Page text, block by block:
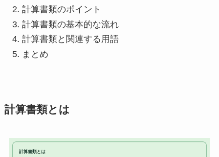
計算書類のポイント
計算書類の基本的な流れ
計算書類と関連する用語
まとめ
計算書類とは
計算書類とは